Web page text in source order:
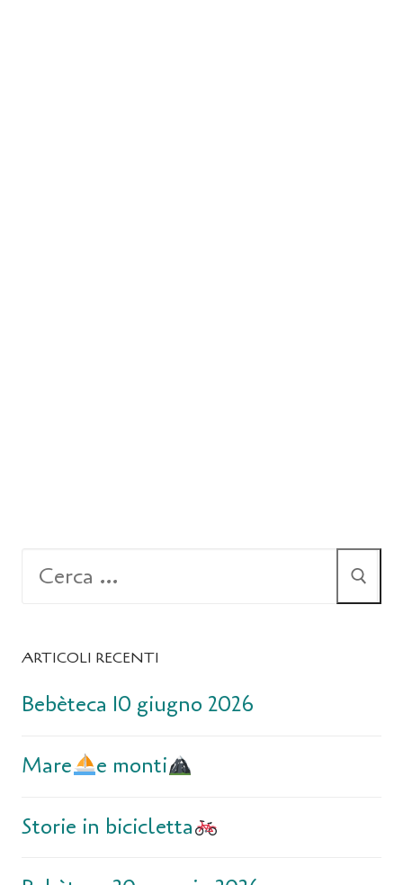
ARTICOLI RECENTI
Bebèteca 10 giugno 2026
Mare e monti
Storie in bicicletta